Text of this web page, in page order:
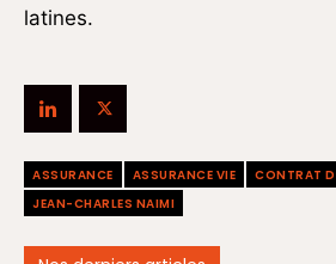
latines.
ASSURANCE ASSURANCE VIE
CONTRAT
JEAN-CHARLES NAIMI